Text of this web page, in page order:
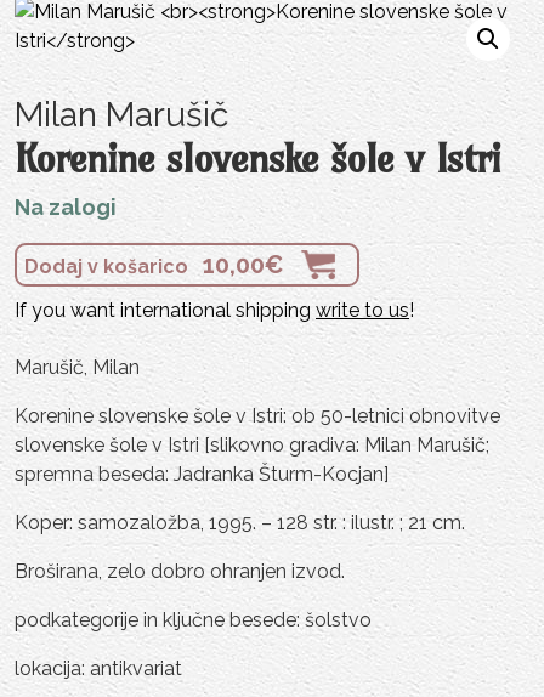
Milan Marušič
Korenine slovenske šole v Istri
Na zalogi
Dodaj v košarico 10,00€
If you want international shipping write to us!
Marušič, Milan
Korenine slovenske šole v Istri: ob 50-letnici obnovitve
slovenske šole v Istri [slikovno gradiva: Milan Marušič;
spremna beseda: Jadranka Šturm-Kocjan]
Koper: samozaložba, 1995. – 128 str. : ilustr. ; 21 cm.
Broširana, zelo dobro ohranjen izvod.
podkategorije in ključne besede: šolstvo
lokacija: antikvariat